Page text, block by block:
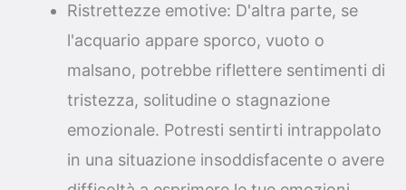
Ristrettezze emotive: D'altra parte, se
l'acquario appare sporco, vuoto o
malsano, potrebbe riflettere sentimenti di
tristezza, solitudine o stagnazione
emozionale. Potresti sentirti intrappolato
in una situazione insoddisfacente o avere